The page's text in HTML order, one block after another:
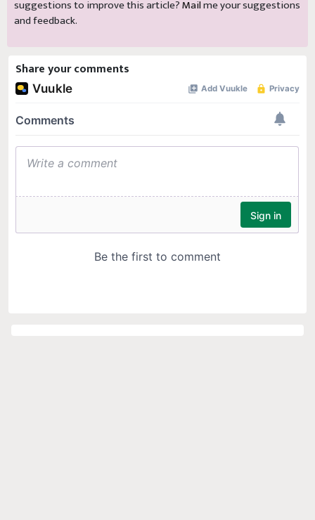
suggestions to improve this article?Mailme your suggestions
and feedback.
Share your comments